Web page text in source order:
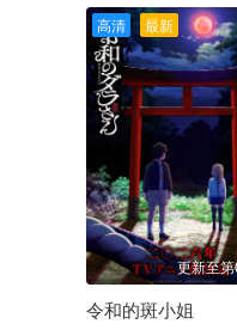
最新
高清
更新至
令和的斑小姐